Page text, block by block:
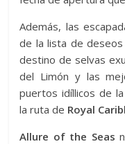
Además, las
de la lista de
destino de selvas
del Limón y las
puertos idíllicos de la
la ruta de Royal
Allure of the Seas